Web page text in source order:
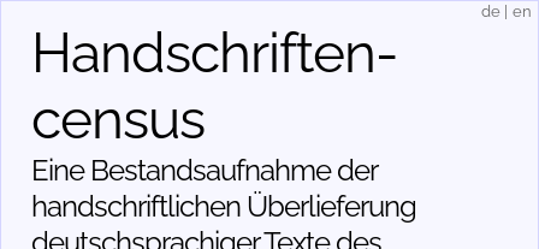
Handschriften­
census
Eine Bestandsaufnahme der
handschriftlichen Über­lieferung
de en